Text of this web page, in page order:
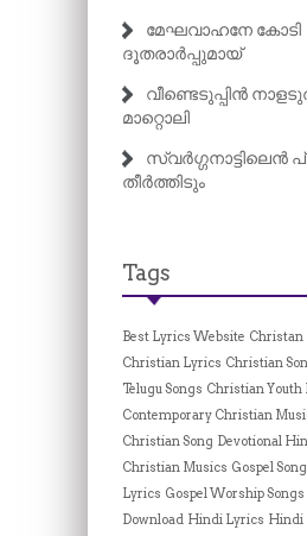
മേഘവാഹനേ കോടി
ദൂതരാർപ്പുമായ്
വീണ്ടെടുപ്പിൻ
മാറ്റൊലി
സ്വർഗ്ഗനാട്ടിലെൻ
തീർത്തിടും
Tags
Best Lyrics Website Christan
Christian Lyrics Christian
Telugu Songs Christian Youth
Contemporary Christian
Christian Song Devotional
Christian Musics Gospel
Lyrics Gospel Worship Songs
Download Hindi Lyrics Hindi